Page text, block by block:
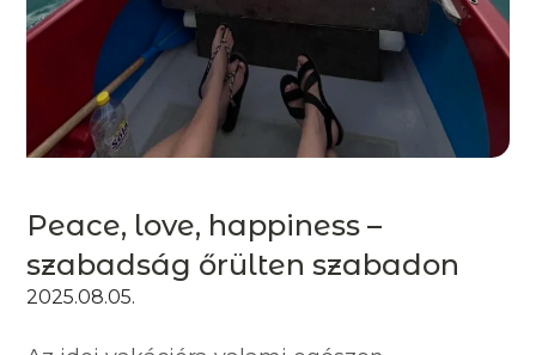
Peace, love, happiness –
szabadság őrülten szabadon
2025.08.05.